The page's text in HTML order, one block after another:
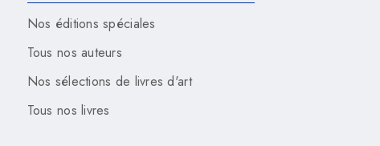
Nos éditions spéciales
Tous nos auteurs
Nos sélections de livres d'art
Tous nos livres